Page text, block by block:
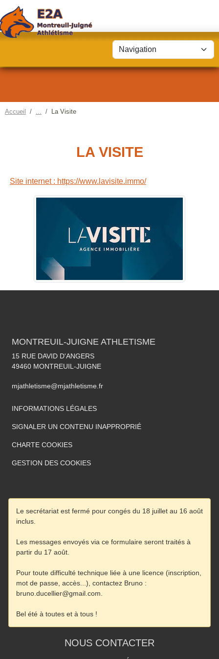
Accueil La Visite
LA VISITE
Site internet : https://www.lavisite.immo/
MONTREUIL-JUIGNE ATHLETISME
15 RUE DAVID D'ANGERS
49460 MONTREUIL-JUIGNE
mjathletisme@mjathletisme.fr
INFORMATIONS LÉGALES
SIGNALER UN CONTENU INAPPROPRIÉ
CHARTE COOKIES
GESTION DES COOKIES
NOUS CONTACTER
Panneau de gestion des cookies